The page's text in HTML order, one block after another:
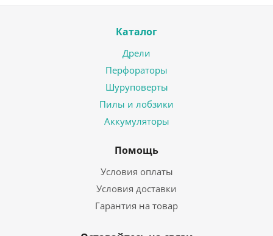
Каталог
Дрели
Перфораторы
Шуруповерты
Пилы и лобзики
Аккумуляторы
Помощь
Условия оплаты
Условия доставки
Гарантия на товар